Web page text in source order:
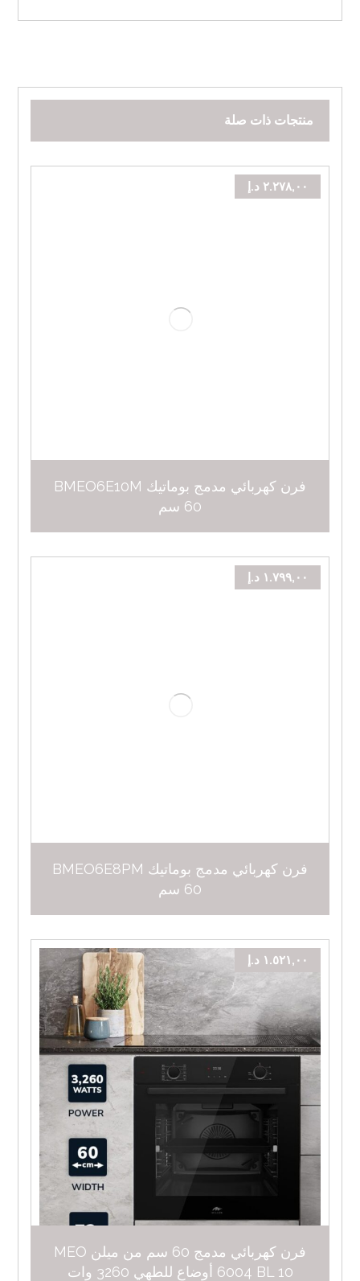
منتجات ذات صلة
فرن كهربائي مدمج بوماتيك BMEO6E10M
60 سم
٢.٢٧٨,٠٠ د.إ
فرن كهربائي مدمج بوماتيك BMEO6E8PM
60 سم
١.٧٩٩,٠٠ د.إ
فرن كهربائي مدمج 60 سم من ميلن MEO
6004 BL 10 أوضاع للطهي 3260 وات
١.٥٢١,٠٠ د.إ